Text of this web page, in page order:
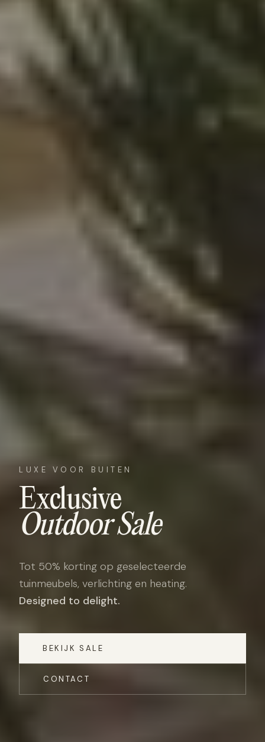
LUXE VOOR BUITEN
Exclusive
Outdoor Sale
Tot 50% korting op geselecteerde
tuinmeubels, verlichting en heating.
Designed to delight.
BEKIJK SALE
CONTACT